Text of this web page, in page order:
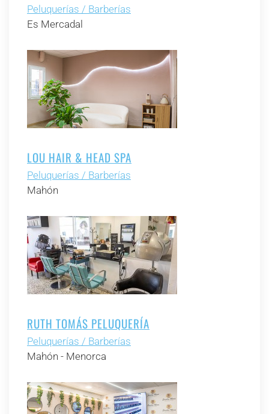
Peluquerías / Barberías
Es Mercadal
LOU HAIR & HEAD SPA
Peluquerías / Barberías
Mahón
RUTH TOMÁS PELUQUERÍA
Peluquerías / Barberías
Mahón - Menorca